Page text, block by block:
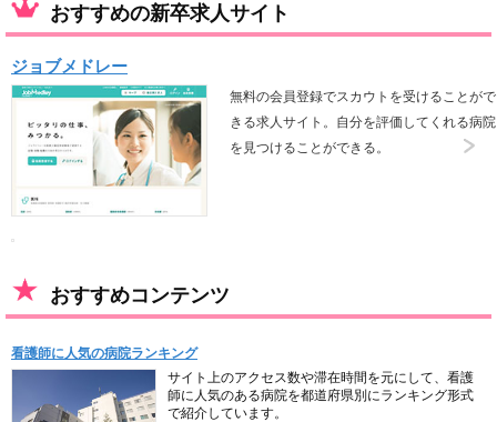
おすすめの新卒求人サイト
ジョブメドレー
無料の会員登録でスカウトを受けることがで
きる求人サイト。自分を評価してくれる病院
を見つけることができる。
おすすめコンテンツ
看護師に人気の病院ランキング
サイト上のアクセス数や滞在時間を元にして、看護
師に人気のある病院を都道府県別にランキング形式
で紹介しています。